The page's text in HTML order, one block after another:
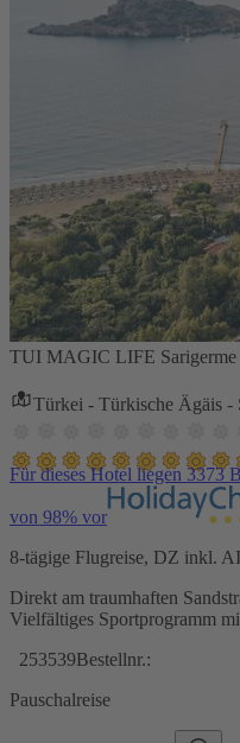
TUI MAGIC LIFE Sarigerme
Türkei - Türkische Ägäis -
Für dieses Hotel liegen 3373
von 98% vor
8-tägige Flugreise, DZ inkl. AI
Direkt am traumhaften
Vielfältiges Sportprogramm
253539Bestellnr.:
Pauschalreise